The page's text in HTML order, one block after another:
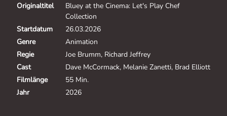
Originaltitel
Bluey at the Cinema: Let's Play Chef
Collection
Startdatum
26.03.2026
Genre
Animation
Regie
Joe Brumm, Richard Jeffrey
Cast
Dave McCormack, Melanie Zanetti, Brad Elliott
Filmlänge
55 Min.
Jahr
2026